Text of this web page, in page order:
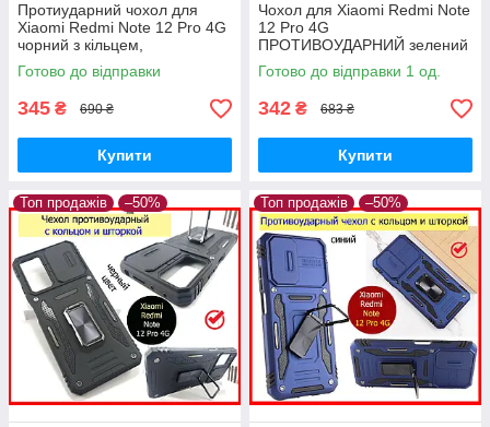
Протиударний чохол для
Xiaomi Redmi Note 12 Pro 4G
чорний з кільцем,
ударостійкий чохол середні
нот 12 про 4 г
Готово до відправки
345 ₴ 690 ₴
Купити
Чохол для Xiaomi Redmi Note
12 Pro 4G
ПРОТИВОУДАРНИЙ зелений
з кільцем, ударостійкий чохол
редмі нот 12про 4 г
Готово до відправки 1 од.
342 ₴ 683 ₴
Купити
Топ продажів –50% Топ продажів –50%